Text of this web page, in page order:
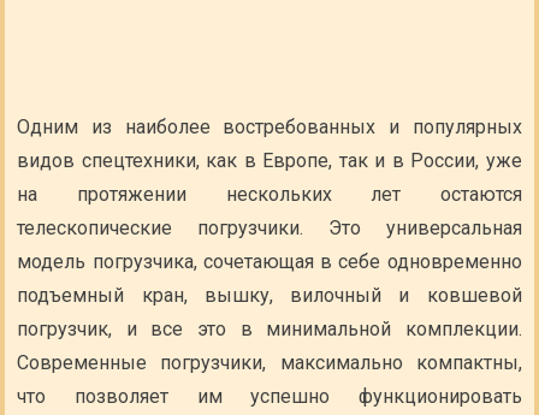
Одним из наиболее востребованных и популярных
видов спецтехники, как в Европе, так и в России, уже
на протяжении нескольких лет остаются
телескопические погрузчики. Это универсальная
модель погрузчика, сочетающая в себе одновременно
подъемный кран, вышку, вилочный и ковшевой
погрузчик, и все это в минимальной комплекции.
Современные погрузчики, максимально компактны,
что позволяет им успешно функционировать